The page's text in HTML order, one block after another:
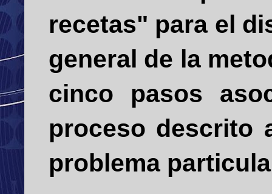
recetas" para el
general de la
cinco pasos
proceso descrito
problema